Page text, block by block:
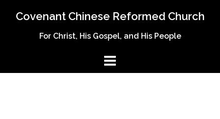
Covenant Chinese Reformed Church
For Christ, His Gospel, and His People